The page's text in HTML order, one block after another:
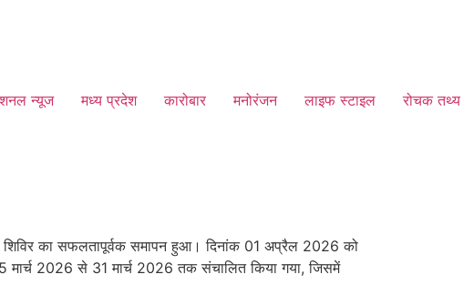
न्यूज मध्य प्रदेश कारोबार मनोरंजन लाइफ स्टाइल रोचक तथ्य
शिविर का सफलतापूर्वक समापन हुआ। दिनांक 01 अप्रैल 2026 को
25 मार्च 2026 से 31 मार्च 2026 तक संचालित किया गया, जिसमें